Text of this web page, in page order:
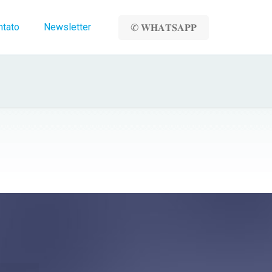
Newsletter ✆ 𝐖𝐇𝐀𝐓𝐒𝐀𝐏𝐏